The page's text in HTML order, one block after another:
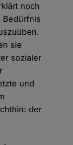
noch
Bedürfnis
sie
sozialer
und
der